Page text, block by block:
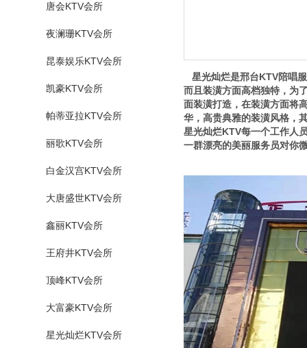
唐会KTV会所
夜澜珊KTV会所
昆泰娱乐KTV会所
凯豪KTV会所
帕蒂亚拉KTV会所
丽歌KTV会所
白金汉宫KTV会所
大唐盛世KTV会所
鑫丽KTV会所
王府井KTV会所
顶峰KTV会所
大富豪KTV会所
星光灿烂KTV会所
星光灿烂是邢台KTV陪唱
而且装潢方面高档独特，为
面装潢打造，在装潢方面将
华，高贵典雅的装潢风格，
星光灿烂KTV每一个工作人
一群漂亮的美丽服务员对你